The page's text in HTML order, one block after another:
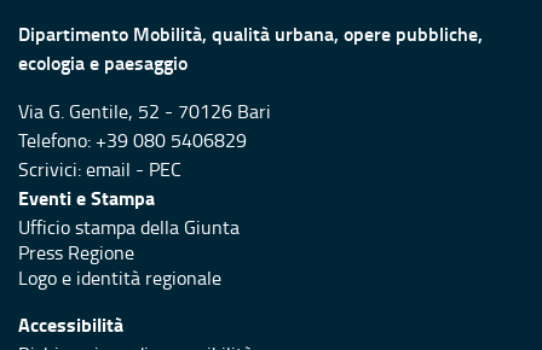
Dipartimento Mobilità, qualità urbana, opere pubbliche,
ecologia e paesaggio
Via G. Gentile, 52 - 70126 Bari
Telefono: +39 080 5406829
Scrivici:email - PEC
Eventi e Stampa
Ufficio stampa della Giunta
Press Regione
Logo e identità regionale
Accessibilità